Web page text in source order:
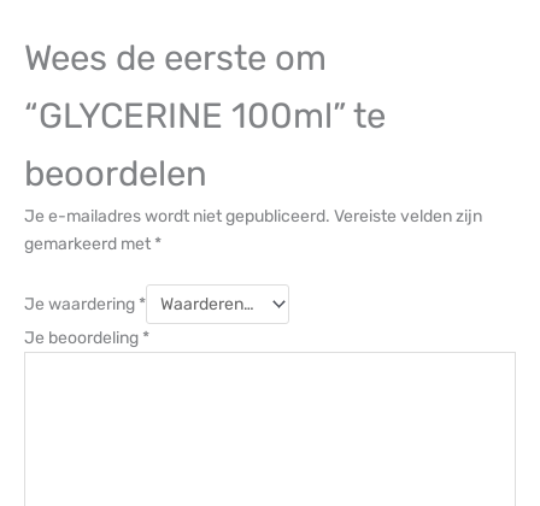
Wees de eerste om
“GLYCERINE 100ml” te
beoordelen
Je e-mailadres wordt niet gepubliceerd. Vereiste velden zijn
gemarkeerd met *
Je waardering *
Je beoordeling *